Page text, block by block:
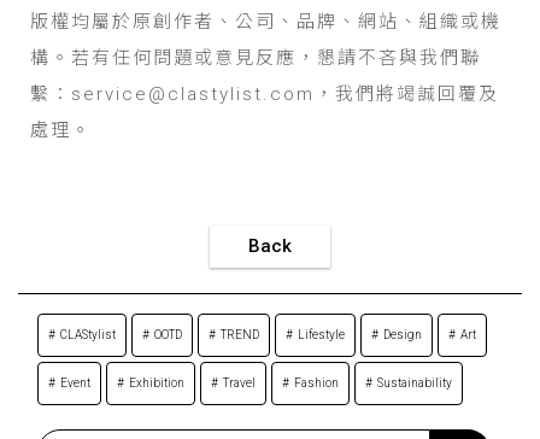
版權均屬於原創作者、公司、品牌、網站、組織或機
構。若有任何問題或意見反應，懇請不吝與我們聯
繫：service@clastylist.com，我們將竭誠回覆及
處理。
Back
CLAStylist OOTD TREND Lifestyle Design Art
Event Exhibition Travel Fashion Sustainability